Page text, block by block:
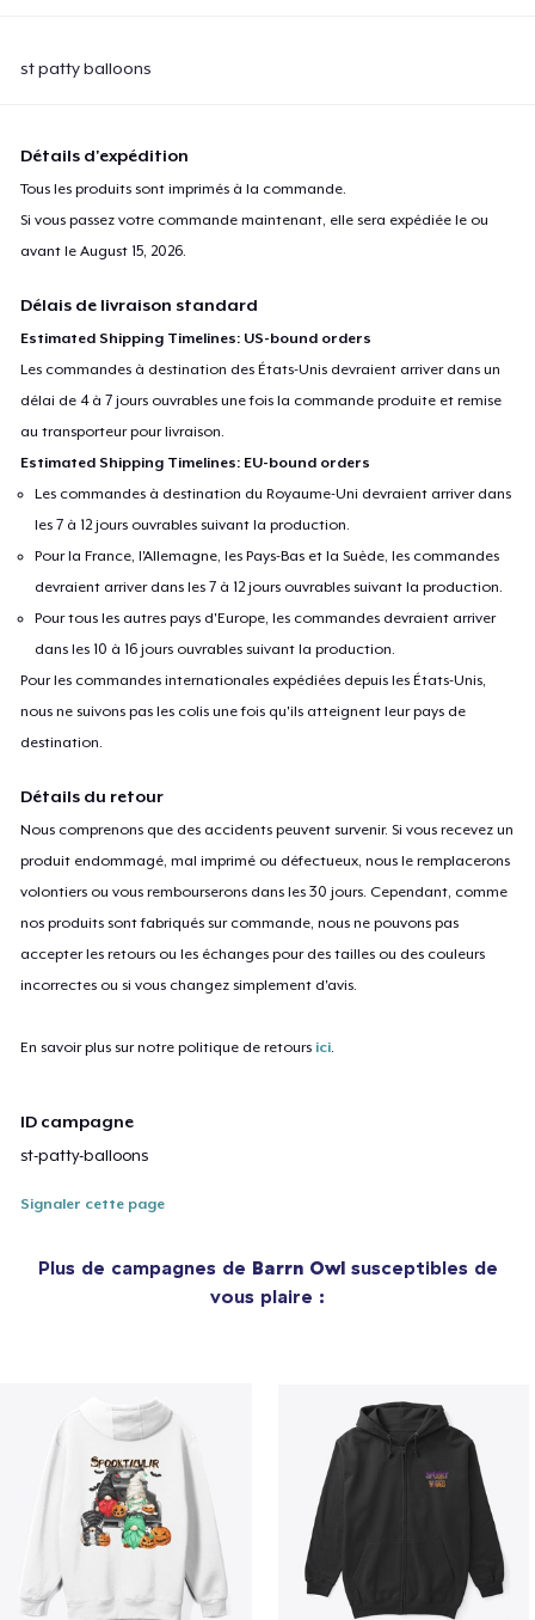
st patty balloons
Détails d'expédition
Tous les produits sont imprimés à la commande.
Si vous passez votre commande maintenant, elle sera expédiée le ou
avant leAugust 15, 2026
Délais de livraison standard
Estimated Shipping Timelines: US-bound orders
Les commandes à destination des États-Unis devraient arriver dans un
délai de 4 à 7 jours ouvrables une fois la commande produite et remise
au transporteur pour livraison.
Estimated Shipping Timelines: EU-bound orders
Les commandes à destination du Royaume-Uni devraient arriver dans
les 7 à 12 jours ouvrables suivant la production.
Pour la France, l'Allemagne, les Pays-Bas et la Suède, les commandes
devraient arriver dans les 7 à 12 jours ouvrables suivant la production.
Pour tous les autres pays d'Europe, les commandes devraient arriver
dans les 10 à 16 jours ouvrables suivant la production.
Pour les commandes internationales expédiées depuis les États-Unis,
nous ne suivons pas les colis une fois qu'ils atteignent leur pays de
destination.
Détails du retour
Nous comprenons que des accidents peuvent survenir. Si vous recevez un
produit endommagé, mal imprimé ou défectueux, nous le remplacerons
volontiers ou vous rembourserons dans les 30 jours. Cependant, comme
nos produits sont fabriqués sur commande, nous ne pouvons pas
accepter les retours ou les échanges pour des tailles ou des couleurs
incorrectes ou si vous changez simplement d'avis.
En savoir plus sur notre politique de retours ici
ID campagne
st-patty-balloons
Signaler cette page
Plus de campagnes de Barrn Owlsusceptibles de
vous plaire :